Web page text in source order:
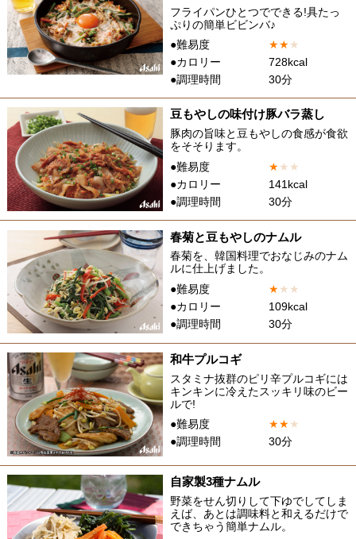
フライパンひとつでできる!具たっ
ぷりの簡単ビビンバ♪
●難易度
★★★
●カロリー
728kcal
●調理時間
30分
豆もやしの味付け豚バラ蒸し
豚肉の旨味と豆もやしの食感が食欲
をそそります。
●難易度
★★ ★
●カロリー
141kcal
●調理時間
30分
春菊と豆もやしのナムル
春菊を、韓国料理でおなじみのナム
ルに仕上げました。
●難易度
★★ ★
●カロリー
109kcal
●調理時間
30分
和牛プルコギ
スタミナ抜群のピリ辛プルコギには
キンキンに冷えたスッキリ味のビー
ルで!
●難易度
★★★
●調理時間
30分
自家製3種ナムル
野菜をせん切りして下ゆでしてしま
えば、あとは調味料と和えるだけで
できちゃう簡単ナムル。